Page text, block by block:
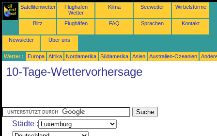
Satellitenwetter
Flughafen
Wetter
Klima Seewetter Wirbelstürme
Blitz Flughäfen FAQ Sprachen Kontakt
Newsletter Über uns
Wetter : Europa Afrika Nordamerika Südamerika Asien Australien-Ozeanien
10-Tage-Wettervorhersage
Städte :